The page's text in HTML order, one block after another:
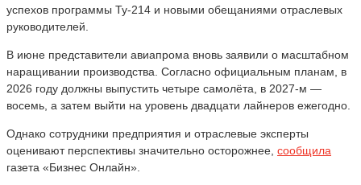
успехов программы Ту-214 и новыми обещаниями отраслевых
руководителей.
В июне представители авиапрома вновь заявили о масштабном
наращивании производства. Согласно официальным планам, в
2026 году должны выпустить четыре самолёта, в 2027-м —
восемь, а затем выйти на уровень двадцати лайнеров ежегодно.
Однако сотрудники предприятия и отраслевые эксперты
оценивают перспективы значительно осторожнее, сообщила
газета «Бизнес Онлайн».